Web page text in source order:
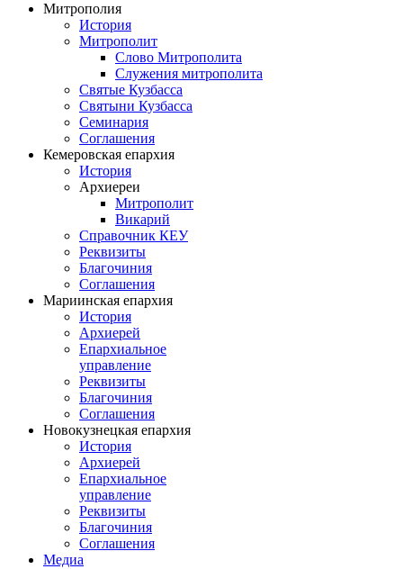
Митрополия
История
Митрополит
Слово Митрополита
Служения митрополита
Святые Кузбасса
Святыни Кузбасса
Семинария
Соглашения
Кемеровская епархия
История
Архиереи
Митрополит
Викарий
Справочник КЕУ
Реквизиты
Благочиния
Соглашения
Мариинская епархия
История
Архиерей
Епархиальное
управление
Реквизиты
Благочиния
Соглашения
Новокузнецкая епархия
История
Архиерей
Епархиальное
управление
Реквизиты
Благочиния
Соглашения
Медиа